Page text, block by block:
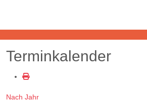
Terminkalender
Nach Jahr